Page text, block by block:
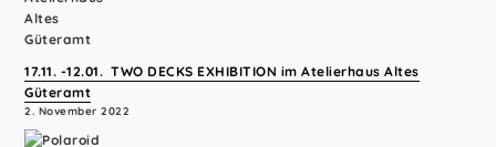
17.11. -12.01. TWO DECKS EXHIBITION im Atelierhaus Altes
Güteramt
2. November 2022